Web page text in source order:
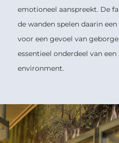
emotioneel aanspreekt. De
de wanden spelen daarin
voor een gevoel van
essentieel onderdeel van
environment.